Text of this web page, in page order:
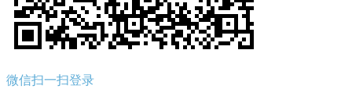
微信扫一扫登录